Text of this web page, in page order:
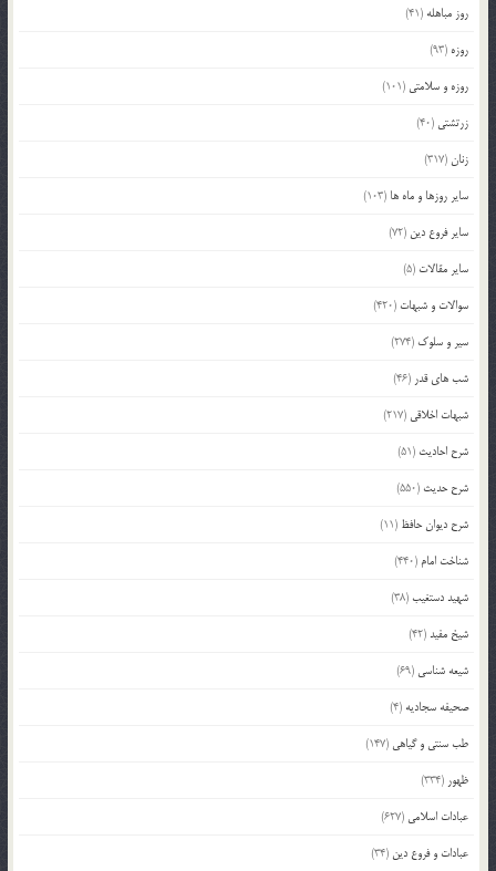
روز مباهله (41)
روزه (93)
روزه و سلامتی (101)
زرتشتی (40)
زنان(317)
سایر روزها و ماه ها (103)
سایر فروع دین (72)
سایر مقالات (5)
سوالات و شبهات (420)
سیر و سلوک (274)
شب های قدر (46)
شبهات اخلاقی (217)
شرح احادیث (51)
شرح حدیث (550)
شرح دیوان حافظ (11)
شناخت امام (440)
شهید دستغیب(38)
شیخ مفید(42)
شیعه شناسی (69)
صحیفه سجادیه (4)
طب سنتی و گیاهی (147)
ظهور (334)
عبادات اسلامی (627)
عبادات و فروع دین (34)